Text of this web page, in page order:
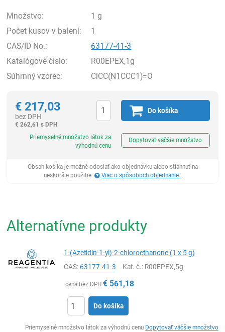
Množstvo:
1 g
Počet kusov v balení:
1
CAS/ID No.:
63177-41-3
Katalógové číslo:
R00EPEX,1g
Súhrnný vzorec:
ClCC(N1CCC1)=O
€ 217,03
bez DPH
€ 262,61 s DPH
Do košíka
Priemyselné množstvo látok za
výhodnú cenu
Dopytovať väčšie množstvo
Obsah košíka je možné odoslať ako objednávku alebo stiahnuť na
neskoršie použitie.
Viac o spôsoboch objednanie .
Alternatívne produkty
1-(Azetidin-1-yl)-2-chloroethanone (1 x 5 g)
CAS:63177-41-3 Kat. č.: R00EPEX,5g
cena bez DPH € 561,18
Do košíka
Priemyselné množstvo látok za výhodnú cenu Dopytovať väčšie množstvo